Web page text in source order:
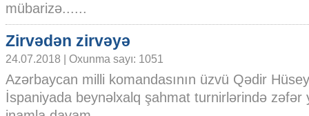
mübarizə......
Zirvədən zirvəyə
24.07.2018 | Oxunma sayı: 1051
Azərbaycan milli komandasının üzvü Qədir
İspaniyada beynəlxalq şahmat turnirlərində zəfər